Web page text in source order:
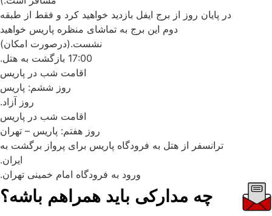
در پایان روز از برج ایفل بازدید خواهید کرد و فقط از طبقه
دوم این برج به تماشای منظره پاریس خواهید
نشست.(درصورت امکان)
17:00 بازگشت به هتل.
اقامت شب در پاریس
روز ششم: پاریس
روز آزاد.
اقامت شب در پاریس
روز هفتم: پاریس – تهران
ترانسفر از هتل به فرودگاه پاریس برای پرواز برگشت به
ایران.
ورود به فرودگاه امام خمینی تهران.
چه مدارکی باید همراهم باشه؟